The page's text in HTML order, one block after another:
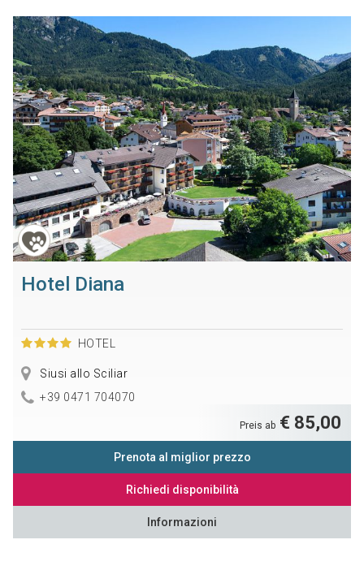
Hotel Diana
HOTEL
Siusi allo Sciliar
+39 0471 704070
Preis ab € 85,00
Prenota al miglior prezzo
Richiedi disponibilità
Informazioni